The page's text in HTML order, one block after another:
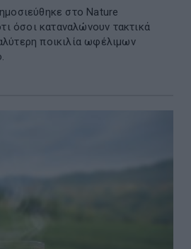
στο Nature
όσοι καταναλώνουν τακτικά
ποικιλία ωφέλιμων